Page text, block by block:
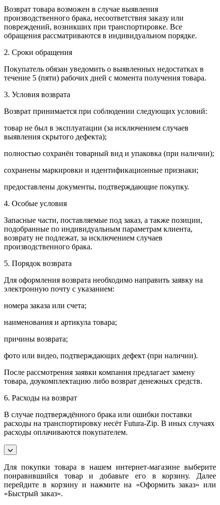
Возврат товара возможен в случае выявления
производственного брака, несоответствия заказу или
повреждений, возникших при транспортировке. Все
обращения рассматриваются в индивидуальном порядке.
2. Сроки обращения
Покупатель обязан уведомить о выявленных недостатках в
течение 5 (пяти) рабочих дней с момента получения товара.
3. Условия возврата
Возврат принимается при соблюдении следующих условий:
товар не был в эксплуатации (за исключением случаев
выявления скрытого дефекта);
полностью сохранён товарный вид и упаковка (при наличии);
сохранены маркировки и идентификационные признаки;
предоставлены документы, подтверждающие покупку.
4. Особые условия
Запасные части, поставляемые под заказ, а также позиции,
подобранные по индивидуальным параметрам клиента,
возврату не подлежат, за исключением случаев
производственного брака.
5. Порядок возврата
Для оформления возврата необходимо направить заявку на
электронную почту с указанием:
номера заказа или счета;
наименования и артикула товара;
причины возврата;
фото или видео, подтверждающих дефект (при наличии).
После рассмотрения заявки компания предлагает замену
товара, доукомплектацию либо возврат денежных средств.
6. Расходы на возврат
В случае подтверждённого брака или ошибки поставки
расходы на транспортировку несёт Futura-Zip. В иных случаях
расходы оплачиваются покупателем.
Для покупки товара в нашем интернет-магазине выберите
понравившийся товар и добавьте его в корзину. Далее
перейдите в корзину и нажмите на «Оформить заказ» или
«Быстрый заказ».